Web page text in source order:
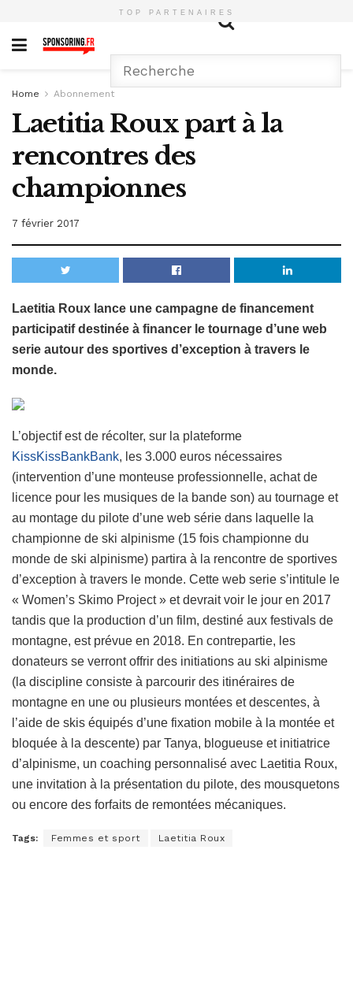
TOP PARTENAIRES
Home Abonnement
Laetitia Roux part à la
rencontres des
championnes
7 février 2017
Laetitia Roux lance une campagne de financement
participatif destinée à financer le tournage d’une web
serie autour des sportives d’exception à travers le
monde.
L’objectif est de récolter, sur la plateforme
KissKissBankBank, les 3.000 euros nécessaires
(intervention d’une monteuse professionnelle, achat de
licence pour les musiques de la bande son) au tournage et
au montage du pilote d’une web série dans laquelle la
championne de ski alpinisme (15 fois championne du
monde de ski alpinisme) partira à la rencontre de sportives
d’exception à travers le monde. Cette web serie s’intitule le
« Women’s Skimo Project » et devrait voir le jour en 2017
tandis que la production d’un film, destiné aux festivals de
montagne, est prévue en 2018. En contrepartie, les
donateurs se verront offrir des initiations au ski alpinisme
(la discipline consiste à parcourir des itinéraires de
montagne en une ou plusieurs montées et descentes, à
l’aide de skis équipés d’une fixation mobile à la montée et
bloquée à la descente) par Tanya, blogueuse et initiatrice
d’alpinisme, un coaching personnalisé avec Laetitia Roux,
une invitation à la présentation du pilote, des mousquetons
ou encore des forfaits de remontées mécaniques.
Tags: Femmes et sport Laetitia Roux